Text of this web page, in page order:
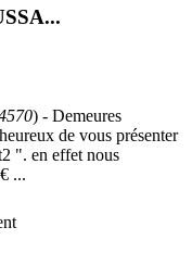
) - Demeures
de vous présenter
". en effet nous
...